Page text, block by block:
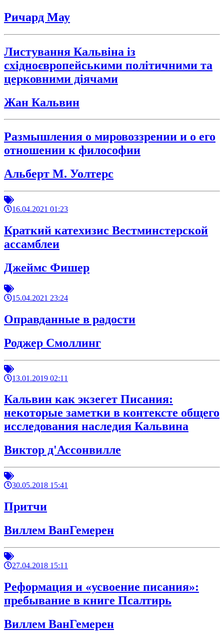
Ричард Мау
Листування Кальвіна із
східноєвропейськими політичними та
церковними діячами
Жан Кальвин
Размышления о мировоззрении и о его
отношении к философии
Альберт М. Уолтерс
16.04.2021 01:23
Краткий катехизис Вестминстерской
ассамблеи
Джеймс Фишер
15.04.2021 23:24
Оправданные в радости
Роджер Смоллинг
13.01.2019 02:11
Кальвин как экзегет Писания:
некоторые заметки в контексте общего
исследования наследия Кальвина
Виктор д'Ассонвилле
30.05.2018 15:41
Притчи
Виллем ВанГемерен
27.04.2018 15:11
Реформация и «усвоение писания»:
пребывание в книге Псалтирь
Виллем ВанГемерен